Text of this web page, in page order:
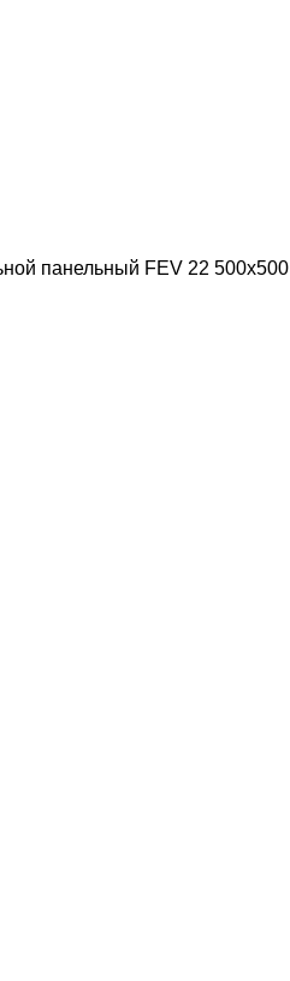
панельный FEV 22 500х500